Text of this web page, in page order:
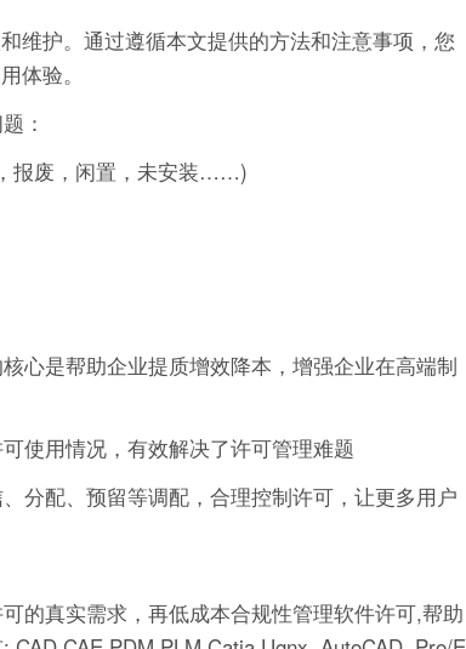
维护。通过遵循本文提供的方法和注意事项，您
体验。
：
报废，闲置，未安装……)
心是帮助企业提质增效降本，增强企业在高端制
使用情况，有效解决了许可管理难题
分配、预留等调配，合理控制许可，让更多用户
的真实需求，再低成本合规性管理软件许可,帮助